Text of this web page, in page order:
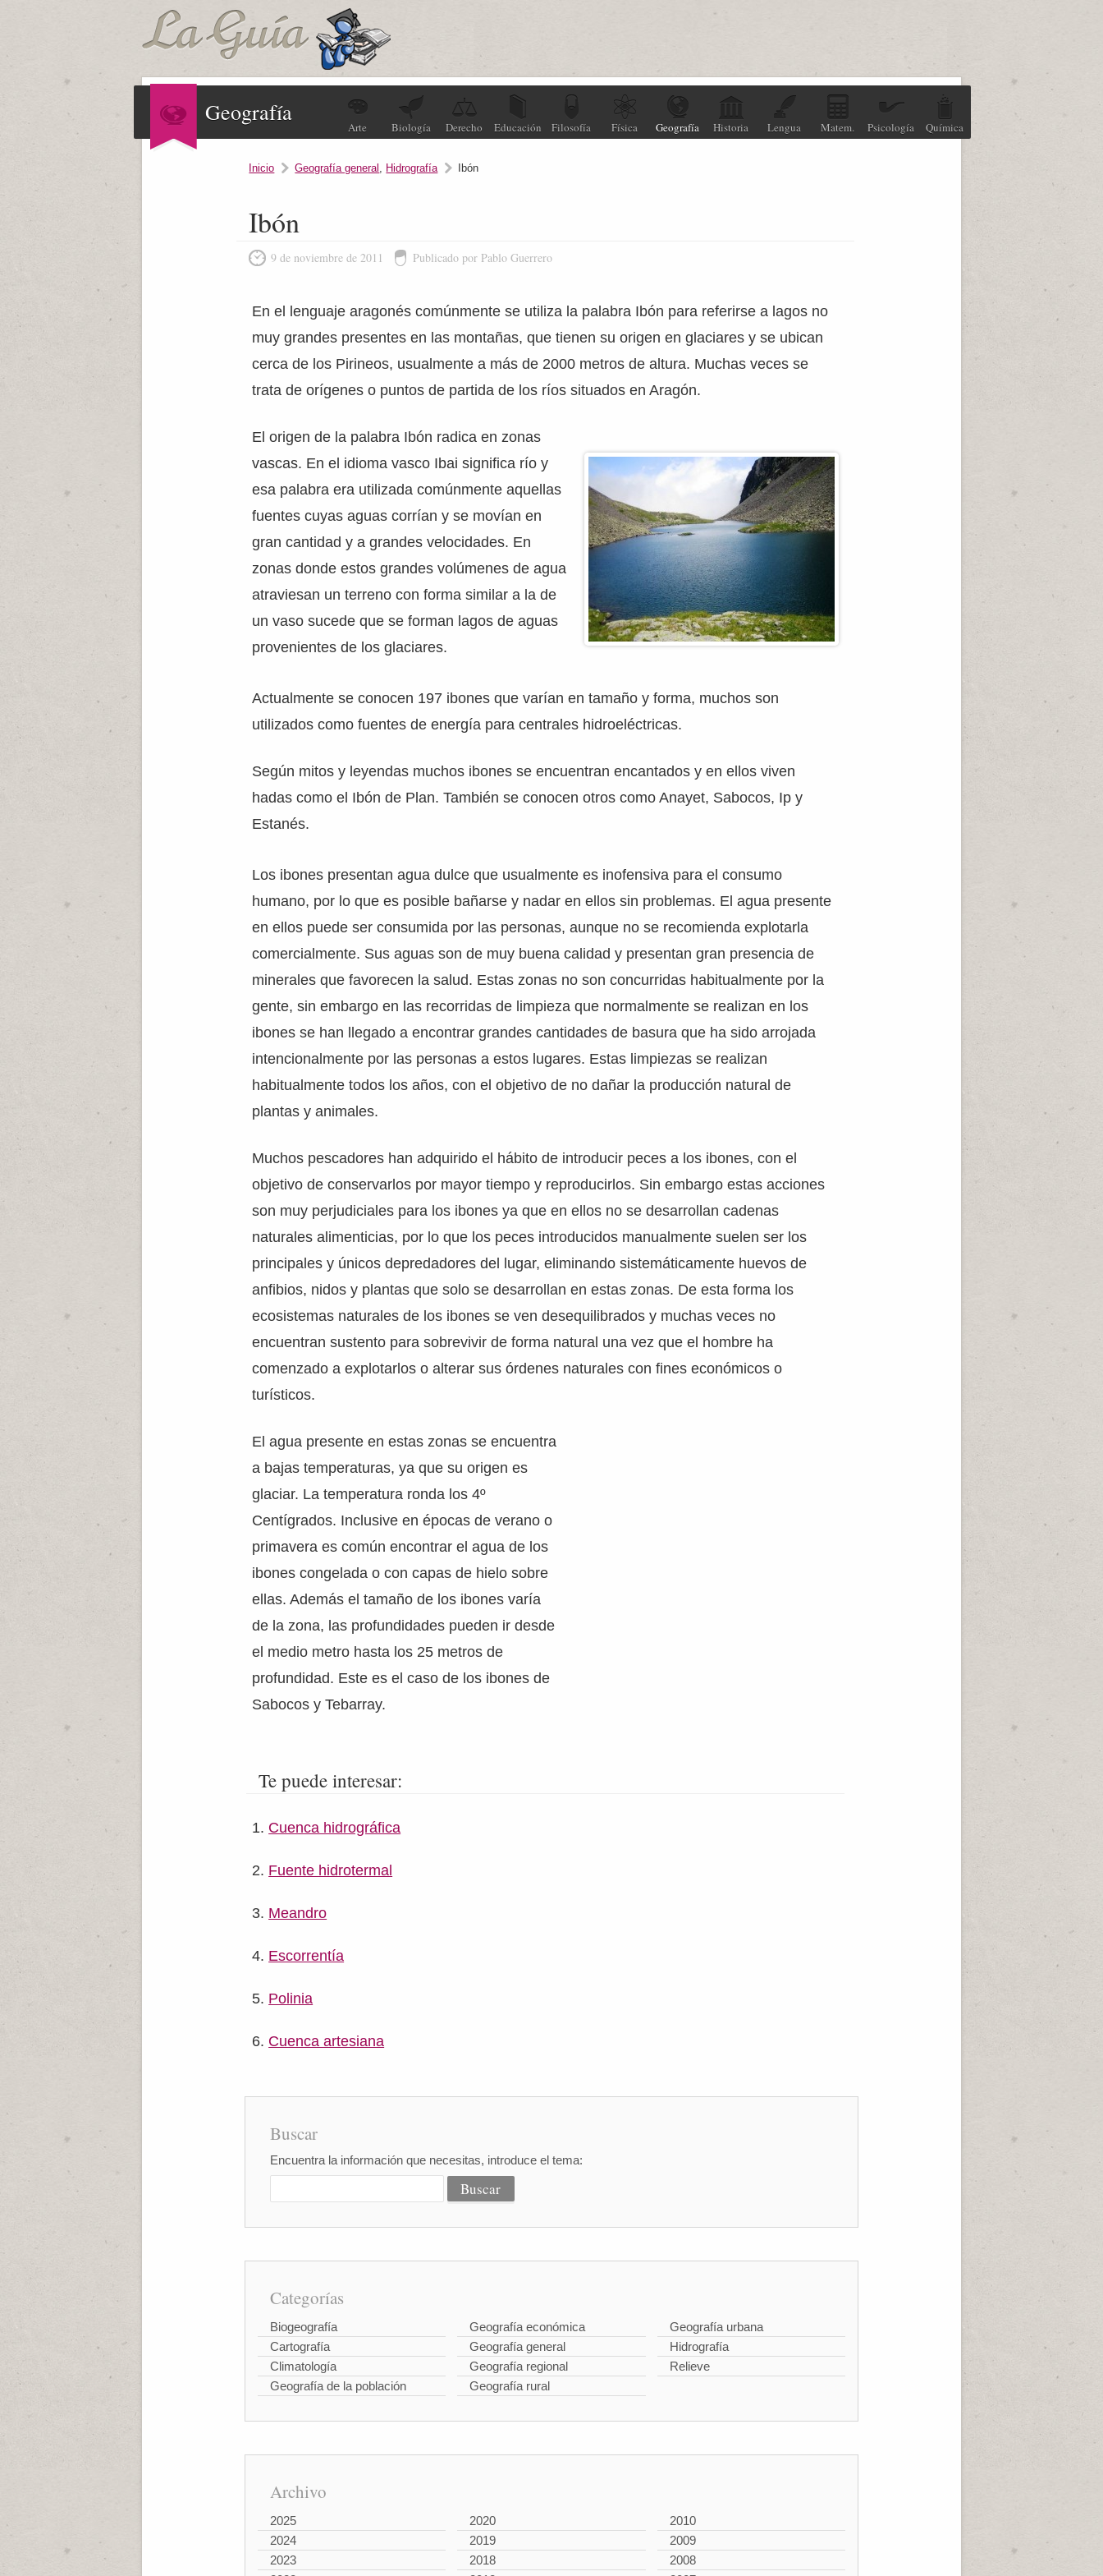
Geografía
Arte Biología Derecho Educación Filosofía Física Geografía Historia Lengua Matem. Psicología Química
Inicio Geografía general , Hidrografía Ibón
Ibón
9 de noviembre de 2011 Publicado por Pablo Guerrero
En el lenguaje aragonés comúnmente se utiliza la palabra Ibón para referirse a lagos no
muy grandes presentes en las montañas, que tienen su origen en glaciares y se ubican
cerca de los Pirineos, usualmente a más de 2000 metros de altura. Muchas veces se
trata de orígenes o puntos de partida de los ríos situados en Aragón.
El origen de la palabra Ibón radica en zonas
vascas. En el idioma vasco Ibai significa río y
esa palabra era utilizada comúnmente aquellas
fuentes cuyas aguas corrían y se movían en
gran cantidad y a grandes velocidades. En
zonas donde estos grandes volúmenes de agua
atraviesan un terreno con forma similar a la de
un vaso sucede que se forman lagos de aguas
provenientes de los glaciares.
Actualmente se conocen 197 ibones que varían en tamaño y forma, muchos son
utilizados como fuentes de energía para centrales hidroeléctricas.
Según mitos y leyendas muchos ibones se encuentran encantados y en ellos viven
hadas como el Ibón de Plan. También se conocen otros como Anayet, Sabocos, Ip y
Estanés.
Los ibones presentan agua dulce que usualmente es inofensiva para el consumo
humano, por lo que es posible bañarse y nadar en ellos sin problemas. El agua presente
en ellos puede ser consumida por las personas, aunque no se recomienda explotarla
comercialmente. Sus aguas son de muy buena calidad y presentan gran presencia de
minerales que favorecen la salud. Estas zonas no son concurridas habitualmente por la
gente, sin embargo en las recorridas de limpieza que normalmente se realizan en los
ibones se han llegado a encontrar grandes cantidades de basura que ha sido arrojada
intencionalmente por las personas a estos lugares. Estas limpiezas se realizan
habitualmente todos los años, con el objetivo de no dañar la producción natural de
plantas y animales.
Muchos pescadores han adquirido el hábito de introducir peces a los ibones, con el
objetivo de conservarlos por mayor tiempo y reproducirlos. Sin embargo estas acciones
son muy perjudiciales para los ibones ya que en ellos no se desarrollan cadenas
naturales alimenticias, por lo que los peces introducidos manualmente suelen ser los
principales y únicos depredadores del lugar, eliminando sistemáticamente huevos de
anfibios, nidos y plantas que solo se desarrollan en estas zonas. De esta forma los
ecosistemas naturales de los ibones se ven desequilibrados y muchas veces no
encuentran sustento para sobrevivir de forma natural una vez que el hombre ha
comenzado a explotarlos o alterar sus órdenes naturales con fines económicos o
turísticos.
El agua presente en estas zonas se encuentra
a bajas temperaturas, ya que su origen es
glaciar. La temperatura ronda los 4º
Centígrados. Inclusive en épocas de verano o
primavera es común encontrar el agua de los
ibones congelada o con capas de hielo sobre
ellas. Además el tamaño de los ibones varía
de la zona, las profundidades pueden ir desde
el medio metro hasta los 25 metros de
profundidad. Este es el caso de los ibones de
Sabocos y Tebarray.
Te puede interesar:
Cuenca hidrográfica
Fuente hidrotermal
Meandro
Escorrentía
Polinia
Cuenca artesiana
Buscar
Encuentra la información que necesitas, introduce el tema:
Categorías
Biogeografía
Cartografía
Climatología
Geografía de la población
Geografía económica
Geografía general
Geografía regional
Geografía rural
Geografía urbana
Hidrografía
Relieve
Archivo
2025
2024
2023
2020
2019
2018
2010
2009
2008